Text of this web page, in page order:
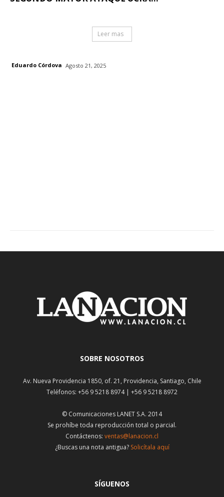
Leer mas
Eduardo Córdova Agosto 21, 2025
SOBRE NOSOTROS
Av. Nueva Providencia 1850, of. 21, Providencia, Santiago, Chile
Teléfonos: +56 9 5218 8974 | +56 9 5218 8972
© Comunicaciones LANET S.A. 2014
Se prohíbe toda reproducción total o parcial.
Contáctenos: ventas@lanacion.cl
¿Buscas una nota antigua? Solicítala aquí
SÍGUENOS